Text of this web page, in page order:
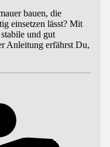
bauen, die
einsetzen lässt? Mit
und gut
Anleitung erfährst Du,